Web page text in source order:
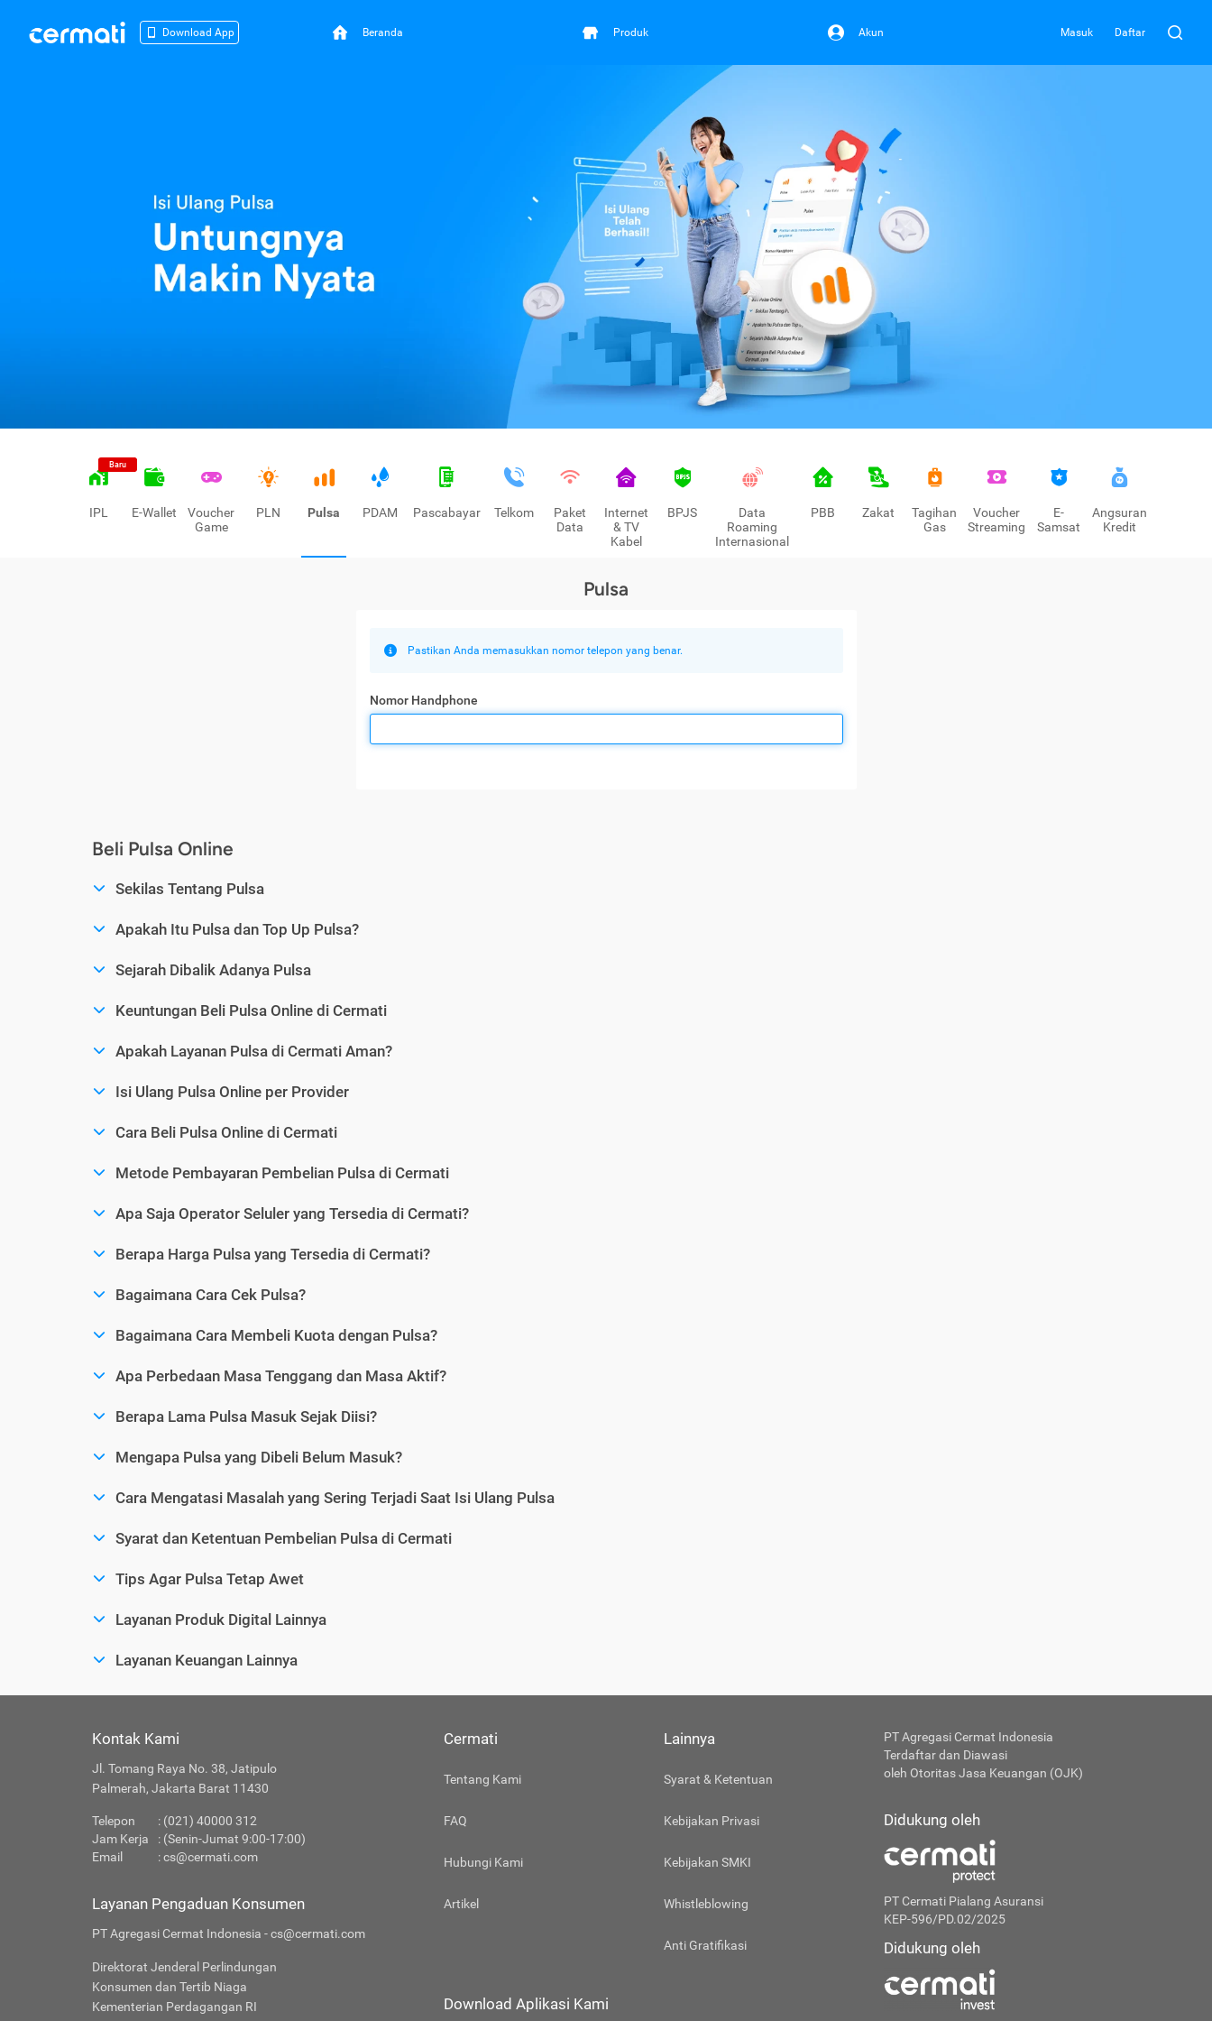
Download App Beranda Produk Akun Masuk Daftar
Baru
IPL E-Wallet
Voucher
Game
PLN Pulsa PDAM Pascabayar Telkom
Paket
Data
Internet
& TV
Kabel
BPJS
Data
Roaming
Internasional
PBB Zakat
Tagihan
Gas
Voucher
Streaming
E-
Samsat
Angsuran
Kredit
Pulsa
Pastikan Anda memasukkan nomor telepon yang benar.
Nomor Handphone
Beli Pulsa Online
Sekilas Tentang Pulsa
Apakah Itu Pulsa dan Top Up Pulsa?
Sejarah Dibalik Adanya Pulsa
Keuntungan Beli Pulsa Online di Cermati
Apakah Layanan Pulsa di Cermati Aman?
Isi Ulang Pulsa Online per Provider
Cara Beli Pulsa Online di Cermati
Metode Pembayaran Pembelian Pulsa di Cermati
Apa Saja Operator Seluler yang Tersedia di Cermati?
Berapa Harga Pulsa yang Tersedia di Cermati?
Bagaimana Cara Cek Pulsa?
Bagaimana Cara Membeli Kuota dengan Pulsa?
Apa Perbedaan Masa Tenggang dan Masa Aktif?
Berapa Lama Pulsa Masuk Sejak Diisi?
Mengapa Pulsa yang Dibeli Belum Masuk?
Cara Mengatasi Masalah yang Sering Terjadi Saat Isi Ulang Pulsa
Syarat dan Ketentuan Pembelian Pulsa di Cermati
Tips Agar Pulsa Tetap Awet
Layanan Produk Digital Lainnya
Layanan Keuangan Lainnya
Kontak Kami
Jl. Tomang Raya No. 38, Jatipulo
Palmerah, Jakarta Barat 11430
Telepon
: (021) 40000 312
Jam Kerja
: (Senin-Jumat 9:00-17:00)
Email
:cs@cermati.com
Layanan Pengaduan Konsumen
PT Agregasi Cermat Indonesia - cs@cermati.com
Direktorat Jenderal Perlindungan
Konsumen dan Tertib Niaga
Kementerian Perdagangan RI
Cermati
Tentang Kami
FAQ
Hubungi Kami
Artikel
Lainnya
Syarat & Ketentuan
Kebijakan Privasi
Kebijakan SMKI
Whistleblowing
Anti Gratifikasi
Download Aplikasi Kami
PT Agregasi Cermat Indonesia
Terdaftar dan Diawasi
oleh Otoritas Jasa Keuangan (OJK)
Didukung oleh
PT Cermati Pialang Asuransi
KEP-596/PD.02/2025
Didukung oleh